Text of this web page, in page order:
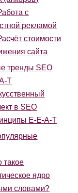
с
рекламой
стоимости
сайта
тренды SEO
T
в SEO
E-E-A-T
такое
ядро
словами?